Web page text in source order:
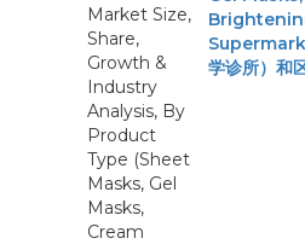
学诊所）和